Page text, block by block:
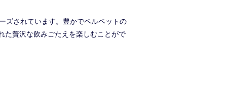
ズされています。豊かでベルベットの
た贅沢な飲みごたえを楽しむことがで